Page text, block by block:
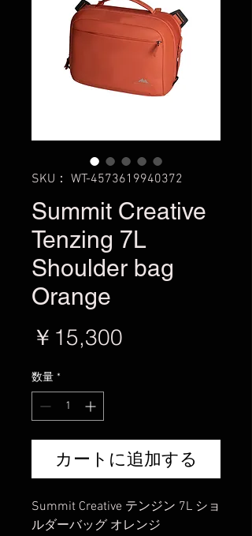
SKU： WT-4573619940372
Summit Creative
Tenzing 7L
Shoulder bag
Orange
￥15,300
数量 *
カートに追加する
Summit Creative テンジン 7L ショ
ルダーバッグ オレンジ